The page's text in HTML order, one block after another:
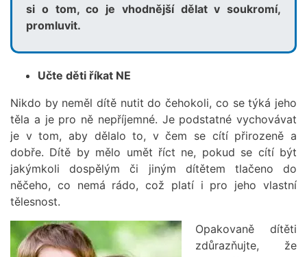
si o tom, co je vhodnější dělat v soukromí,
promluvit.
Učte děti říkat NE
Nikdo by neměl dítě nutit do čehokoli, co se týká jeho
těla a je pro ně nepříjemné. Je podstatné vychovávat
je v tom, aby dělalo to, v čem se cítí přirozeně a
dobře. Dítě by mělo umět říct ne, pokud se cítí být
jakýmkoli dospělým či jiným dítětem tlačeno do
něčeho, co nemá rádo, což platí i pro jeho vlastní
tělesnost.
Opakovaně dítěti
zdůrazňujte, že